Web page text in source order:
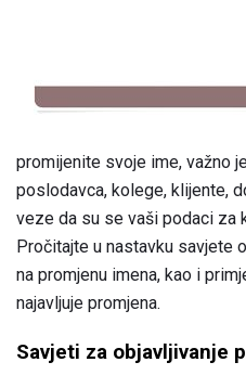
promijenite svoje ime, važno
poslodavca, kolege, klijente,
veze da su se vaši podaci za
Pročitajte u nastavku savjete
na promjenu imena, kao i
najavljuje promjena.
Savjeti za objavljivanje